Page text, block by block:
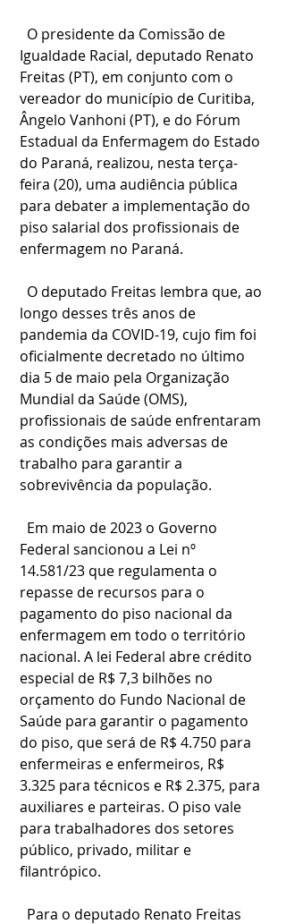
Igualdade Racial, deputado Renato
Freitas (PT), em conjunto com o
vereador do município de Curitiba,
Ângelo Vanhoni (PT), e do Fórum
Estadual da Enfermagem do Estado
do Paraná, realizou, nesta terça-
feira (20), uma audiência pública
para debater a implementação do
piso salarial dos profissionais de
enfermagem no Paraná.
longo desses três anos de
pandemia da COVID-19, cujo fim foi
oficialmente decretado no último
dia 5 de maio pela Organização
Mundial da Saúde (OMS),
profissionais de saúde enfrentaram
as condições mais adversas de
trabalho para garantir a
sobrevivência da população.
Federal sancionou a Lei nº
14.581/23 que regulamenta o
repasse de recursos para o
pagamento do piso nacional da
enfermagem em todo o território
nacional. A lei Federal abre crédito
especial de R$ 7,3 bilhões no
orçamento do Fundo Nacional de
Saúde para garantir o pagamento
do piso, que será de R$ 4.750 para
enfermeiras e enfermeiros, R$
3.325 para técnicos e R$ 2.375, para
auxiliares e parteiras. O piso vale
para trabalhadores dos setores
público, privado, militar e
filantrópico.